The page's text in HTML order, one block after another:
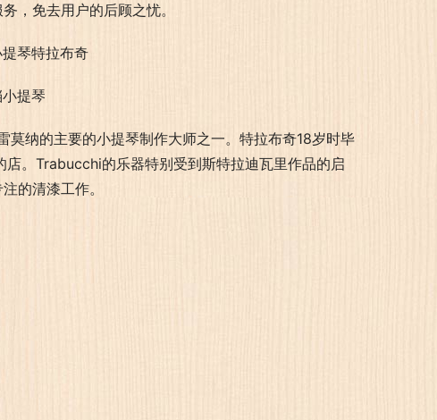
，免去用户的后顾之忧。
莫纳的主要的小提琴制作大师之一。特拉布奇18岁时毕
。Trabucchi的乐器特别受到斯特拉迪瓦里作品的启
的清漆工作。